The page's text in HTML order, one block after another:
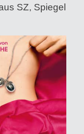
SZ, Spiegel